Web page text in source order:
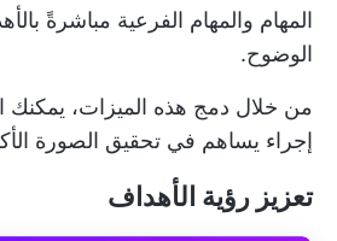
المهام والمهام الفرعية مباشرةً
الوضوح.
من خلال دمج هذه الميزات، يمكنك
إجراء يساهم في تحقيق الصورة
تعزيز رؤية الأهداف